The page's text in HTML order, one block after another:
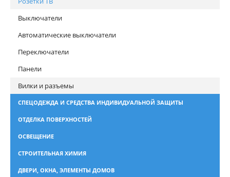
Выключатели
Автоматические выключатели
Переключатели
Панели
Вилки и разъемы
СПЕЦОДЕЖДА И СРЕДСТВА ИНДИВИДУАЛЬНОЙ ЗАЩИТЫ
ОТДЕЛКА ПОВЕРХНОСТЕЙ
ОСВЕЩЕНИЕ
СТРОИТЕЛЬНАЯ ХИМИЯ
ДВЕРИ, ОКНА, ЭЛЕМЕНТЫ ДОМОВ